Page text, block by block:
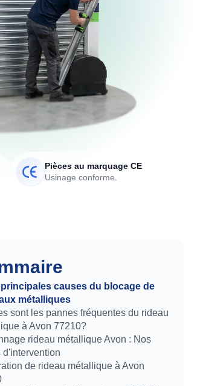
Pièces au marquage CE
Usinage conforme.
principales causes du blocage de
métalliques
sont les pannes fréquentes du rideau
à Avon 77210?
rideau métallique Avon : Nos
d'intervention
de rideau métallique à Avon